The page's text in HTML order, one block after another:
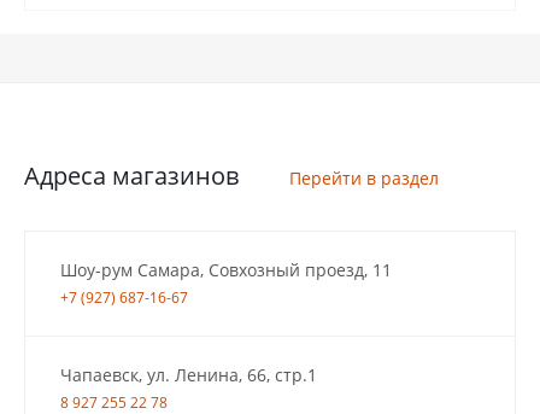
Адреса магазинов Перейти в раздел
Шоу-рум Самара, Совхозный проезд, 11
+7 (927) 687-16-67
Чапаевск, ул. Ленина, 66, стр.1
8 927 255 22 78